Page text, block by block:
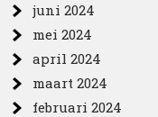
juni 2024
mei 2024
april 2024
maart 2024
februari 2024